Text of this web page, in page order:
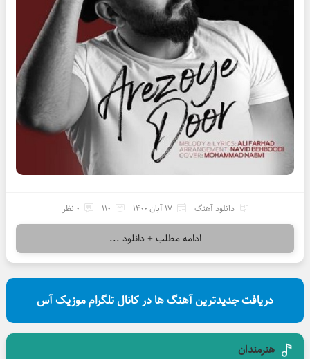
دانلود آهنگ 17 آبان 1400 110 0 نظر
ادامه مطلب + دانلود ...
دریافت جدیدترین آهنگ ها در کانال تلگرام موزیک آس
هنرمندان